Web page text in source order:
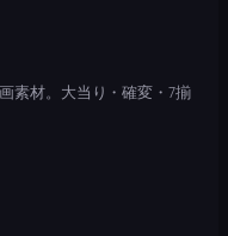
素材。大当り・確変・7揃